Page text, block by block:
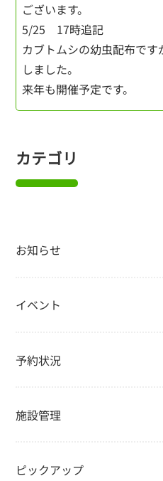
ございます。
5/25 17時追記
カブトムシの幼虫配布で
しました。
来年も開催予定です。
カテゴリ
お知らせ
イベント
予約状況
施設管理
ピックアップ